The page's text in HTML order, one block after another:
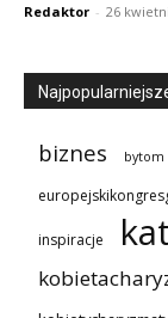
Redaktor - 26
biznes bytom
inspiracje